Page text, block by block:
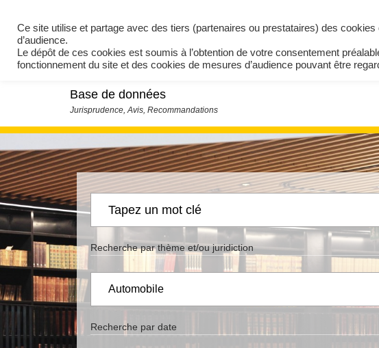
Base de données
Recherche par thème et/ou juridiction
Recherche par date
Ce site utilise et partage avec des tiers (partenaires ou prestataires) des
d’audience.
Le dépôt de ces cookies est soumis à l’obtention de votre consentement
fonctionnement du site et des cookies de mesures d’audience pouvant être